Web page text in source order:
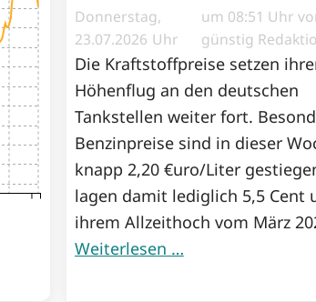
Donnerstag,
23.07.2026
um 08:51 Uhr
günstig
Die Kraftstoffpreise setzen
Höhenflug an den deutschen
Tankstellen weiter fort.
Benzinpreise sind in dieser
knapp 2,20 €uro/Liter
lagen damit lediglich 5,5 Cent
ihrem Allzeithoch vom März
Weiterlesen …